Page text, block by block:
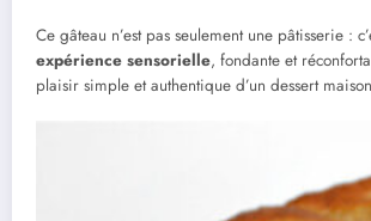
Ce gâteau n’est pas seulement une pâtisserie :
expérience sensorielle, fondante et
plaisir simple et authentique d’un dessert